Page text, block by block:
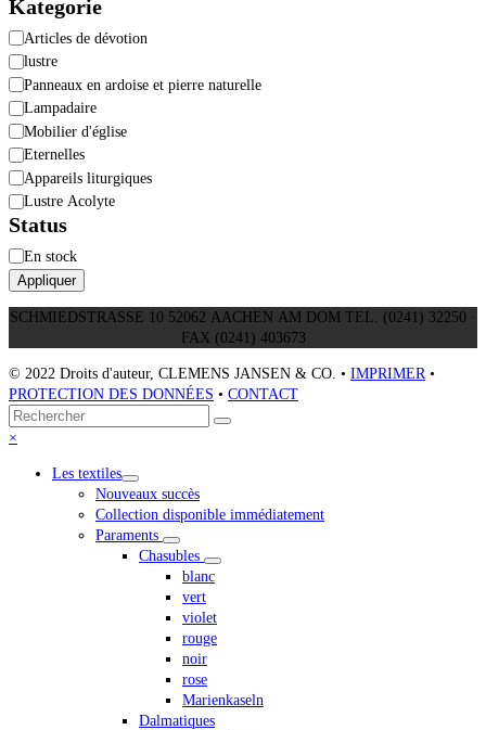
Kategorie
Catégorie
Articles de dévotion
lustre
Panneaux en ardoise et pierre naturelle
Lampadaire
Mobilier d'église
Eternelles
Appareils liturgiques
Lustre Acolyte
Status
Disponibilité
En stock
Appliquer
SCHMIEDSTRASSE 10 52062 AACHEN AM DOM TEL. (0241) 32250 ·
FAX (0241) 403673
© 2022 Droits d'auteur, CLEMENS JANSEN & CO. • IMPRIMER•
PROTECTION DES DONNÉES • CONTACT
Retour
au
Rechercher
Envoyer
×
menu
Les textiles
Nouveaux succès
Collection disponible immédiatement
Paraments
Chasubles
blanc
vert
violet
rouge
noir
rose
Marienkaseln
Dalmatiques